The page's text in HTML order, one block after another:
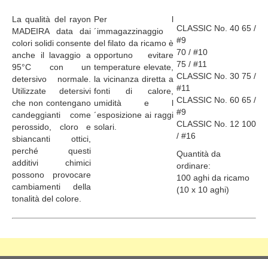
La qualità del rayon
MADEIRA data dai
colori solidi consente
anche il lavaggio a
95°C con un
detersivo normale.
Utilizzate detersivi
che non contengano
candeggianti come
perossido, cloro e
sbiancanti ottici,
perché questi
additivi chimici
possono provocare
cambiamenti della
tonalità del colore.
Per l
´immagazzinaggio
del filato da ricamo è
opportuno evitare
temperature elevate,
la vicinanza diretta a
fonti di calore,
umidità e l
´esposizione ai raggi
solari.
CLASSIC No. 40 65 /
#9
70 / #10
75 / #11
CLASSIC No. 30 75 /
#11
CLASSIC No. 60 65 /
#9
CLASSIC No. 12 100
/ #16
Quantità da
ordinare:
100 aghi da ricamo
(10 x 10 aghi)